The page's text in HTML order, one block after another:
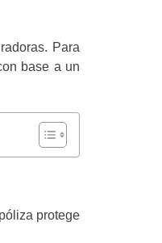
Para
base a un
protege